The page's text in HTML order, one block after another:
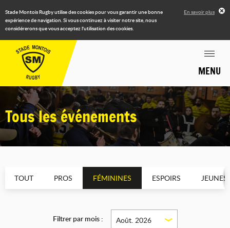
Stade Montois Rugby utilise des cookies pour vous garantir une bonne
expérience de navigation. Si vous continuez à visiter notre site, nous
considérerons que vous acceptez l'utilisation des cookies.
En savoir plus
MENU
Tous les événements
TOUT PROS FÉMININES ESPOIRS JEUNES
Filtrer par mois : Août. 2026